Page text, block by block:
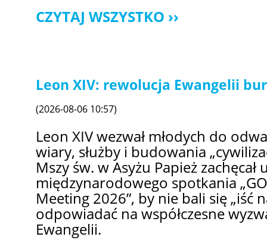
CZYTAJ WSZYSTKO
Leon XIV: rewolucja Ewangelii
(2026-08-06 10:57)
Leon XIV wezwał młodych do
wiary, służby i budowania
Mszy św. w Asyżu Papież zachęcał
międzynarodowego spotkania
Meeting 2026”, by nie bali się „iść
odpowiadać na współczesne
Ewangelii.